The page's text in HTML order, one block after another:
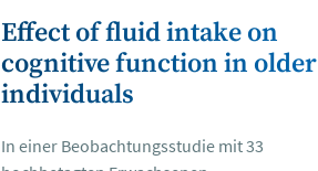
Effect of fluid intake on
cognitive function in older
individuals
In einer Beobachtungsstudie mit 33